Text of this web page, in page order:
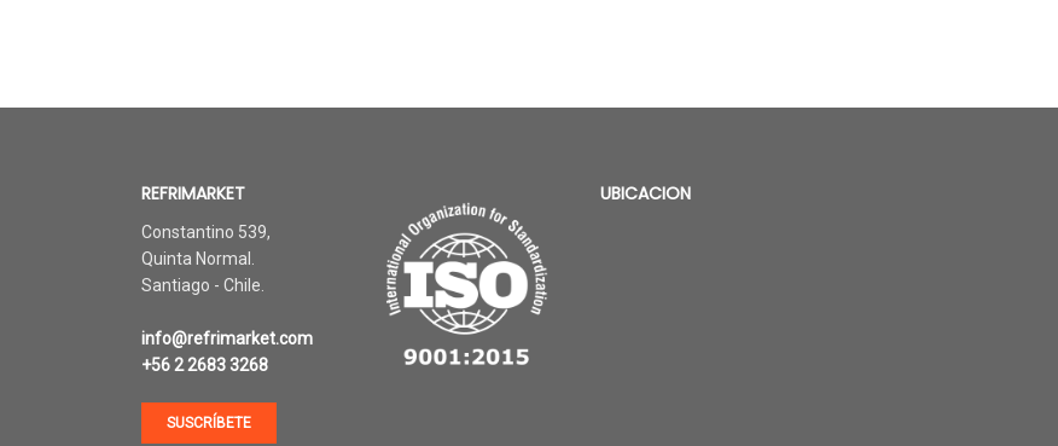
REFRIMARKET
Constantino 539,
Quinta Normal.
Santiago - Chile.
info@refrimarket.com
+56 2 2683 3268
SUSCRÍBETE
UBICACION